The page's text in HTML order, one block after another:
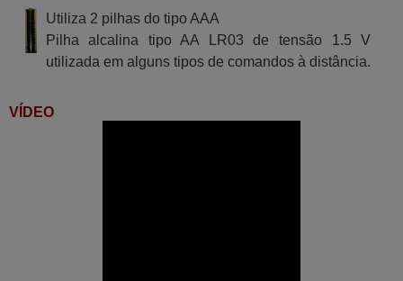
42500004
Atlas AC35INVERTER
42500005
Atlas AC35INVERTERQC
42500002
Utiliza 2 pilhas do tipo AAA
Pilha alcalina tipo AA LR03 de tensão 1.5 V
utilizada em alguns tipos de comandos à distância.
VÍDEO